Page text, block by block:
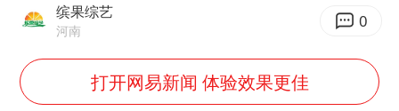
俄黑客称掌握北约直接参与袭俄证据
缤果综艺
河南 0
打开网易新闻 体验效果更佳